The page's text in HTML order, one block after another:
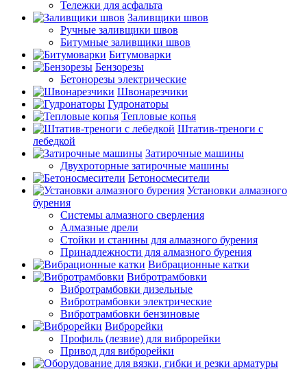
Тележки для асфальта
Заливщики швов
Ручные заливщики швов
Битумные заливщики швов
Битумоварки
Бензорезы
Бетонорезы электрические
Швонарезчики
Гудронаторы
Тепловые копья
Штатив-треноги с
лебедкой
Затирочные машины
Двухроторные затирочные машины
Бетоносмесители
Установки алмазного
бурения
Системы алмазного сверления
Алмазные дрели
Стойки и станины для алмазного бурения
Принадлежности для алмазного бурения
Вибрационные катки
Вибротрамбовки
Вибротрамбовки дизельные
Вибротрамбовки электрические
Вибротрамбовки бензиновые
Виброрейки
Профиль (лезвие) для виброрейки
Привод для виброрейки